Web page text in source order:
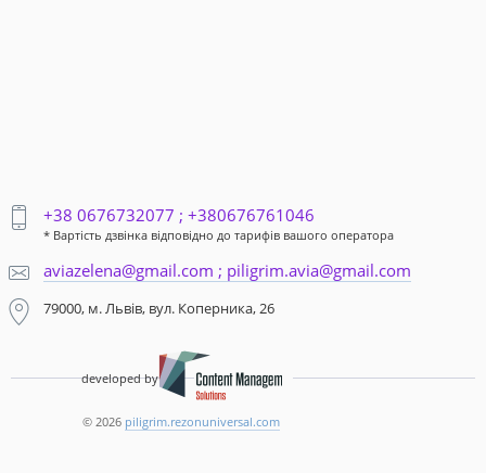
+38 0676732077 ; +380676761046
* Вартість дзвінка відповідно до тарифів вашого оператора
aviazelena@gmail.com ; piligrim.avia@gmail.com
79000, м. Львів, вул. Коперника, 26
developed by
© 2026 piligrim.rezonuniversal.com